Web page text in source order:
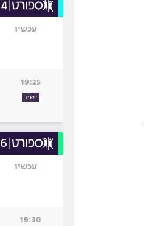
עכשיו
19:25
ישיר
עכשיו
19:30